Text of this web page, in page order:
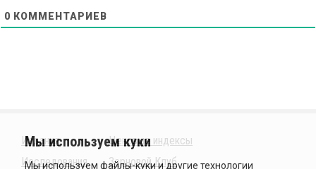
0 КОММЕНТАРИЕВ
Издания
Исследования
Ценовые индексы
Зерновой Клуб